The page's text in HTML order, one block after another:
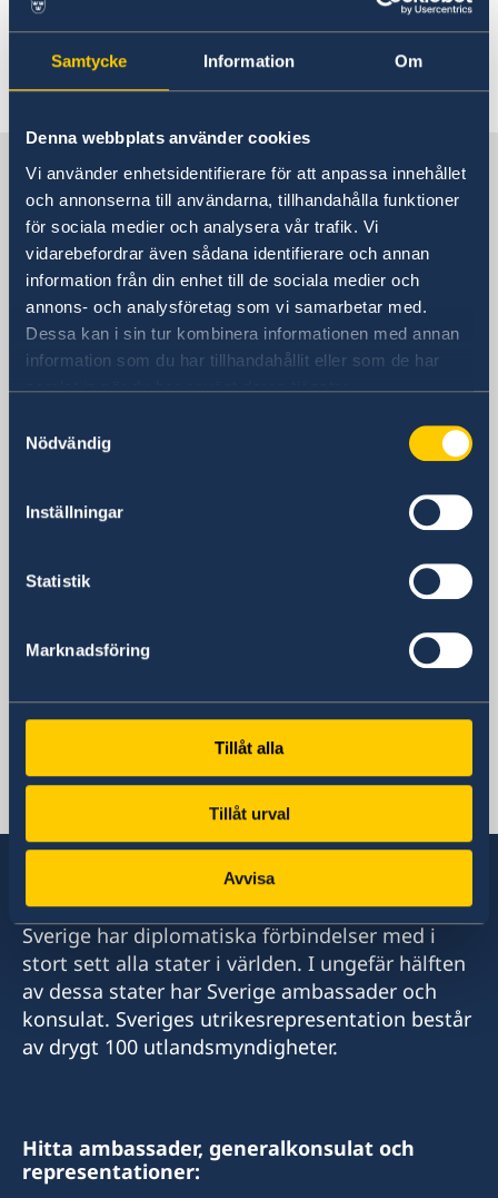
Samtycke Information Om
Denna webbplats använder cookies
Vi använder enhetsidentifierare för att anpassa innehållet
och annonserna till användarna, tillhandahålla funktioner
för sociala medier och analysera vår trafik. Vi
vidarebefordrar även sådana identifierare och annan
information från din enhet till de sociala medier och
annons- och analysföretag som vi samarbetar med.
Dessa kan i sin tur kombinera informationen med annan
information som du har tillhandahållit eller som de har
samlat in när du har använt deras tjänster.
Nödvändig
Inställningar
Statistik
Marknadsföring
Tillåt alla
Tillåt urval
Avvisa
Senast uppdaterad 08 jan. 2018, 12.03
Sverige i Jerusalem
Sveriges generalkonsulat
Besöksadress
5, Ibn Jubeir Street, Sheikh Jarrah
Jerusalem
Consulate General of Sweden
P.O. Box 297
Telefonnummer
+972 2 646 58 60
generalkonsulat.jerusalem@gov.se
booking.jerusalem@gov.se
Visum- och migrationsfrågor
ambassaden.amman-visum@gov.se
Social media
Sverige har diplomatiska förbindelser med i
stort sett alla stater i världen. I ungefär hälften
av dessa stater har Sverige ambassader och
konsulat. Sveriges utrikesrepresentation består
av drygt 100 utlandsmyndigheter.
Hitta ambassader, generalkonsulat och
representationer: